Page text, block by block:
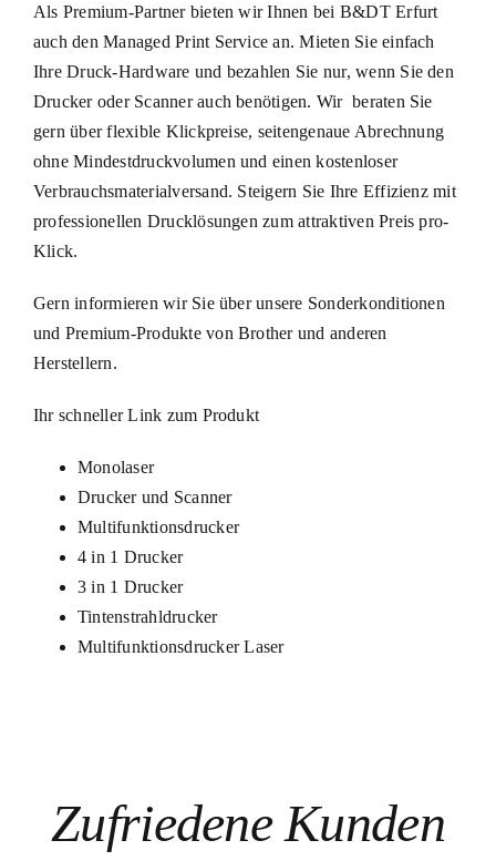
Als Premium-Partner bieten wir Ihnen bei B&DT Erfurt
auch den Managed Print Service an. Mieten Sie einfach
Ihre Druck-Hardware und bezahlen Sie nur, wenn Sie den
Drucker oder Scanner auch benötigen. Wir beraten Sie
gern über flexible Klickpreise, seitengenaue Abrechnung
ohne Mindestdruckvolumen und einen kostenloser
Verbrauchsmaterialversand. Steigern Sie Ihre Effizienz mit
professionellen Drucklösungen zum attraktiven Preis pro-
Klick.
Gern informieren wir Sie über unsere Sonderkonditionen
und Premium-Produkte von Brother und anderen
Herstellern.
Ihr schneller Link zum Produkt
Monolaser
Drucker und Scanner
Multifunktionsdrucker
4 in 1 Drucker
3 in 1 Drucker
Tintenstrahldrucker
Multifunktionsdrucker Laser
Zufriedene Kunden